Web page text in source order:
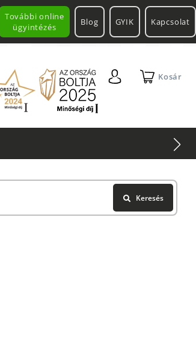
További online
ügyintézés
Blog GYIK Kapcsolat
Kosár
Keresés